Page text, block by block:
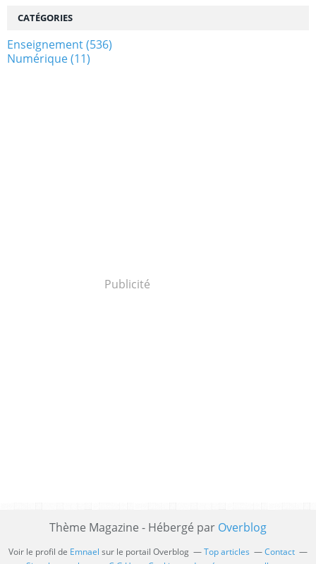
CATÉGORIES
Enseignement(536)
Numérique(11)
Publicité
Thème Magazine - Hébergé par Overblog
Voir le profil de Emnael sur le portail Overblog Top articles
Contact